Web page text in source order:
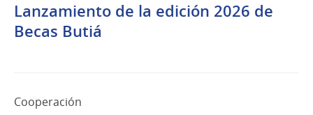
2025
Lanzamiento de la edición 2026 de
Becas Butiá
Cooperación